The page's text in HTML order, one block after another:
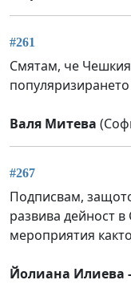
#261
Смятам, че
Валя Митева
#267
Подписвам,
развива дейност
мероприятия
Йолиана Илиева